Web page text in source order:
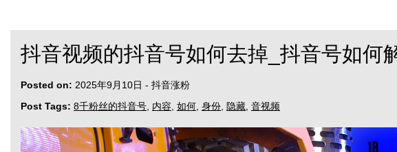
抖音视频的抖音号如何去掉_抖音号如何
Posted on: 2025年9月10日 - 抖音涨粉
Post Tags: 8千粉丝的抖音号 内容 如何 身份 隐藏 音视频